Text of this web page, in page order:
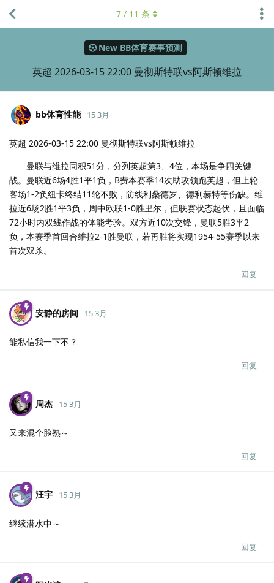
New BB体育赛事预测
英超 2026-03-15 22:00 曼彻斯特联vs阿斯顿维拉
7 / 11 条
bb体育性能 15 3月
英超 2026-03-15 22:00 曼彻斯特联vs阿斯顿维拉
曼联与维拉同积51分，分列英超第3、4位，本场是争四关键
战。曼联近6场4胜1平1负，B费本赛季14次助攻领跑英超，但上轮
客场1-2负纽卡终结11轮不败，防线利桑德罗、德利赫特等伤缺。维
拉近6场2胜1平3负，周中欧联1-0胜里尔，但联赛状态起伏，且面临
72小时内双线作战的体能考验。双方近10次交锋，曼联5胜3平2
负，本赛季首回合维拉2-1胜曼联，若再胜将实现1954-55赛季以来
首次双杀。
回复
安静的房间 15 3月
能私信我一下不？
回复
周杰 15 3月
又来混个脸熟～
回复
汪宇 15 3月
继续潜水中～
回复